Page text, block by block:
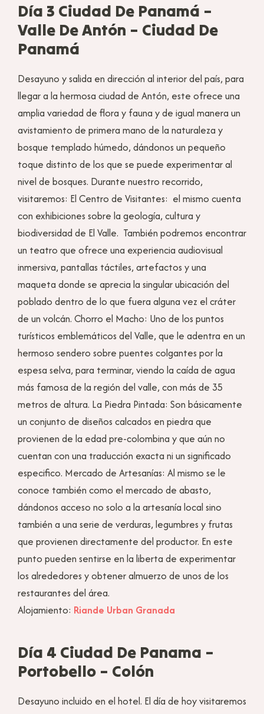
Día 3 Ciudad De Panamá –
Valle De Antón – Ciudad De
Panamá
Desayuno y salida en dirección al interior del país, para
llegar a la hermosa ciudad de Antón, este ofrece una
amplia variedad de flora y fauna y de igual manera un
avistamiento de primera mano de la naturaleza y
bosque templado húmedo, dándonos un pequeño
toque distinto de los que se puede experimentar al
nivel de bosques. Durante nuestro recorrido,
visitaremos: El Centro de Visitantes: el mismo cuenta
con exhibiciones sobre la geología, cultura y
biodiversidad de El Valle. También podremos encontrar
un teatro que ofrece una experiencia audiovisual
inmersiva, pantallas táctiles, artefactos y una
maqueta donde se aprecia la singular ubicación del
poblado dentro de lo que fuera alguna vez el cráter
de un volcán. Chorro el Macho: Uno de los puntos
turísticos emblemáticos del Valle, que le adentra en un
hermoso sendero sobre puentes colgantes por la
espesa selva, para terminar, viendo la caída de agua
más famosa de la región del valle, con más de 35
metros de altura. La Piedra Pintada: Son básicamente
un conjunto de diseños calcados en piedra que
provienen de la edad pre-colombina y que aún no
cuentan con una traducción exacta ni un significado
especifico. Mercado de Artesanías: Al mismo se le
conoce también como el mercado de abasto,
dándonos acceso no solo a la artesanía local sino
también a una serie de verduras, legumbres y frutas
que provienen directamente del productor. En este
punto pueden sentirse en la liberta de experimentar
los alrededores y obtener almuerzo de unos de los
restaurantes del área.
Alojamiento: Riande Urban Granada
Día 4 Ciudad De Panama –
Portobello – Colón
Desayuno incluido en el hotel. El día de hoy visitaremos